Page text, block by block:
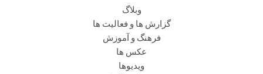
وبلاگ
گزارش ها و فعالیت ها
فرهنگ و آموزش
عکس ها
ویدیوها